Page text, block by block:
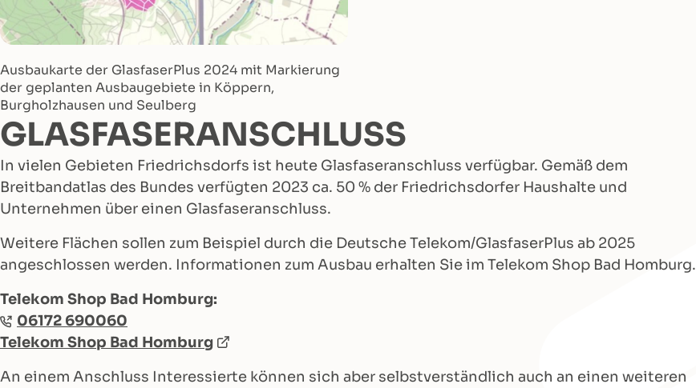
Ausbaukarte der GlasfaserPlus 2024 mit Markierung
der geplanten Ausbaugebiete in Köppern,
Burgholzhausen und Seulberg
GLASFASERANSCHLUSS
In vielen Gebieten Friedrichsdorfs ist heute Glasfaseranschluss verfügbar. Gemäß dem
Breitbandatlas des Bundes verfügten 2023 ca. 50 % der Friedrichsdorfer Haushalte und
Unternehmen über einen Glasfaseranschluss.
Weitere Flächen sollen zum Beispiel durch die Deutsche Telekom/GlasfaserPlus ab 2025
angeschlossen werden. Informationen zum Ausbau erhalten Sie im Telekom Shop Bad Homburg.
Telekom Shop Bad Homburg:
06172 690060
Telekom Shop Bad Homburg
An einem Anschluss Interessierte können sich aber selbstverständlich auch an einen weiteren